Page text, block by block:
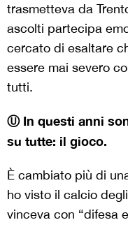
trasmetteva da
ascolti partecipa
cercato di esaltare
essere mai severo
tutti.
Ⓤ In questi anni
su tutte: il gioco.
È cambiato più di
ho visto il calcio
vinceva con “difesa